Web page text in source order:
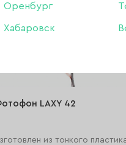
Оренбург
Хабаровск
LAXY 42
из тонкого